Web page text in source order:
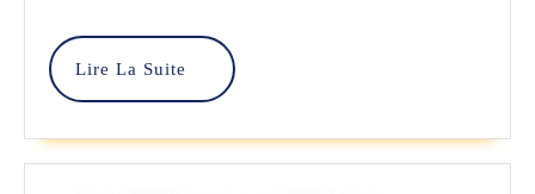
–
Le
Lire La Suite
Lire
La